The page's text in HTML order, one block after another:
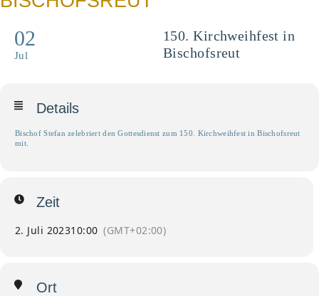
02
Jul
150. Kirchweihfest in
Bischofsreut
Details
Bischof Stefan zelebriert den Gottesdienst zum 150. Kirchweihfest in Bischofsreut
mit.
Zeit
2. Juli 202310:00 (GMT+02:00)
Ort